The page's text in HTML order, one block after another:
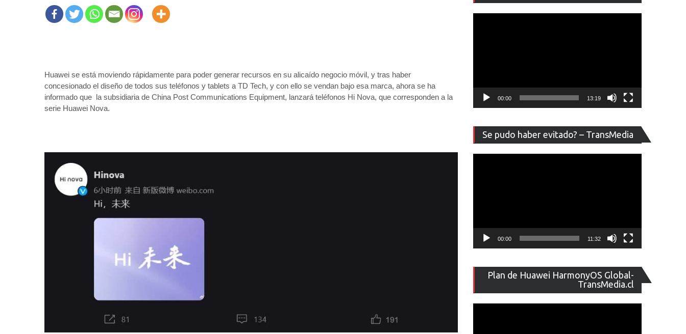
Huawei se está moviendo rápidamente para poder generar recursos en su alicaído negocio móvil, y tras haber
concesionado el diseño de todos sus teléfonos y tablets a TD Tech, y con ello se vendan bajo esa marca, ahora se ha
informado que la subsidiaria de China Post Communications Equipment, lanzará teléfonos Hi Nova, que corresponden a la
serie Huawei Nova.
vídeo
00:00 13:19
Se pudo haber evitado? – TransMedia
de
vídeo
00:00 11:32
Plan de Huawei HarmonyOS Global-
TransMedia.cl
de
vídeo